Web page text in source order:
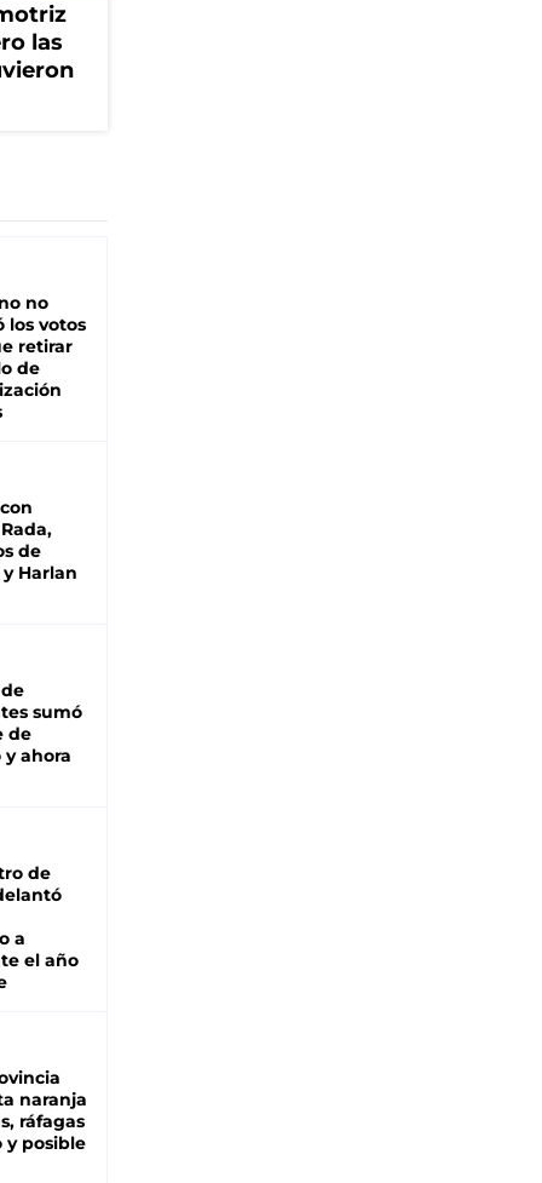
las
no
los votos
retirar
de
de
Harlan
sumó
de
y ahora
de
a
el año
naranja
ráfagas
y posible